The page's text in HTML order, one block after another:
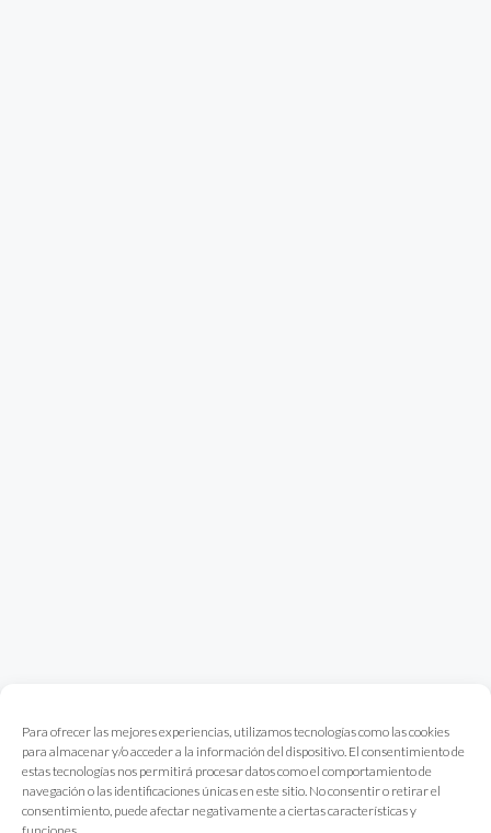
Para ofrecer las mejores experiencias, utilizamos tecnologías como las cookies
para almacenar y/o acceder a la información del dispositivo. El consentimiento de
estas tecnologías nos permitirá procesar datos como el comportamiento de
navegación o las identificaciones únicas en este sitio. No consentir o retirar el
consentimiento, puede afectar negativamente a ciertas características y